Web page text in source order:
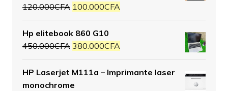
120.000CFA 100.000CFA
Hp elitebook 860 G10
450.000CFA 380.000CFA
HP Laserjet M111a – Imprimante laser
monochrome